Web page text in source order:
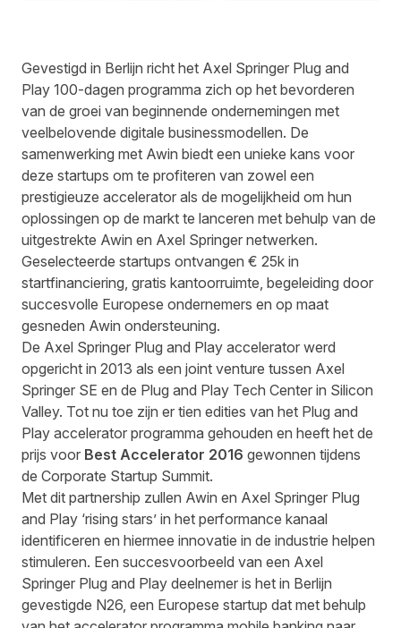
Gevestigd in Berlijn richt het Axel Springer Plug and
Play 100-dagen programma zich op het bevorderen
van de groei van beginnende ondernemingen met
veelbelovende digitale businessmodellen. De
samenwerking met Awin biedt een unieke kans voor
deze startups om te profiteren van zowel een
prestigieuze accelerator als de mogelijkheid om hun
oplossingen op de markt te lanceren met behulp van de
uitgestrekte Awin en Axel Springer netwerken.
Geselecteerde startups ontvangen € 25k in
startfinanciering, gratis kantoorruimte, begeleiding door
succesvolle Europese ondernemers en op maat
gesneden Awin ondersteuning.
De Axel Springer Plug and Play accelerator werd
opgericht in 2013 als een joint venture tussen Axel
Springer SE en de Plug and Play Tech Center in Silicon
Valley. Tot nu toe zijn er tien edities van het Plug and
Play accelerator programma gehouden en heeft het de
prijs voor Best Accelerator 2016 gewonnen tijdens
de Corporate Startup Summit.
Met dit partnership zullen Awin en Axel Springer Plug
and Play ‘rising stars’ in het performance kanaal
identificeren en hiermee innovatie in de industrie helpen
stimuleren. Een succesvoorbeeld van een Axel
Springer Plug and Play deelnemer is het in Berlijn
gevestigde N26 , een Europese startup dat met behulp